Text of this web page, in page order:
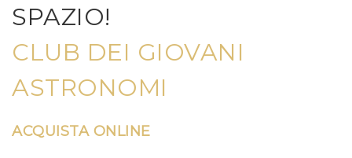
SPAZIO!
CLUB DEI GIOVANI
ASTRONOMI
ACQUISTA ONLINE